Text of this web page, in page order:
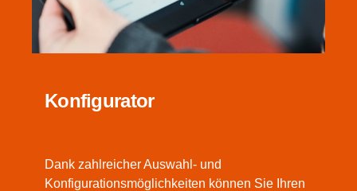
Konfigurator
Dank zahlreicher Auswahl- und
Konfigurationsmöglichkeiten können Sie Ihren